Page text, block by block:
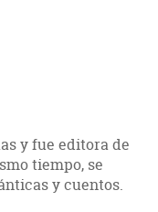
y fue editora de
tiempo, se
y cuentos.